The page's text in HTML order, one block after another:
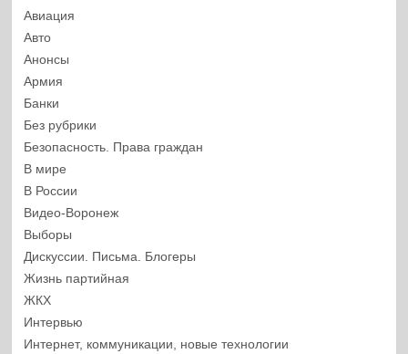
Авиация
Авто
Анонсы
Армия
Банки
Без рубрики
Безопасность. Права граждан
В мире
В России
Видео-Воронеж
Выборы
Дискуссии. Письма. Блогеры
Жизнь партийная
ЖКХ
Интервью
Интернет, коммуникации, новые технологии